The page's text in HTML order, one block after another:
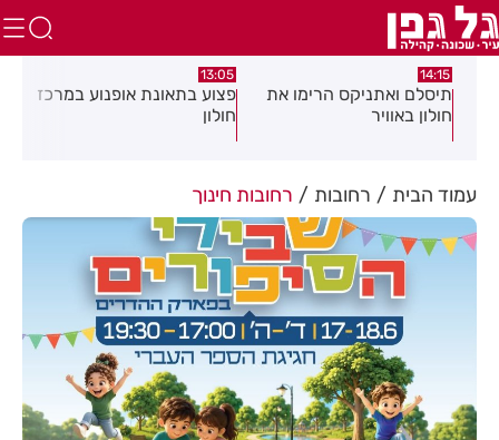
14:15
תיסלם ואתניקס הרימו את
חולון באוויר
13:05
פצוע בתאונת אופנוע במרכז
חולון
עמוד הבית רחובות רחובות חינוך